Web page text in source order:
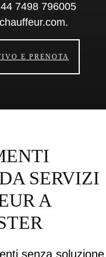
7498 796005
E PRENOTA
SERVIZI
A
senza soluzione